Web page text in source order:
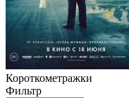
Короткометражки
Фильтр